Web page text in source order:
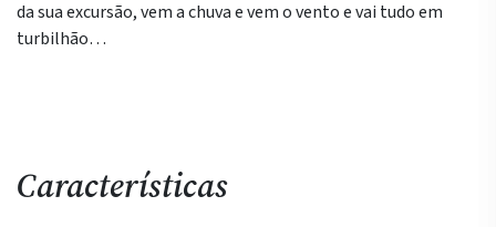
da sua excursão, vem a chuva e vem o vento e vai tudo em
turbilhão…
Características